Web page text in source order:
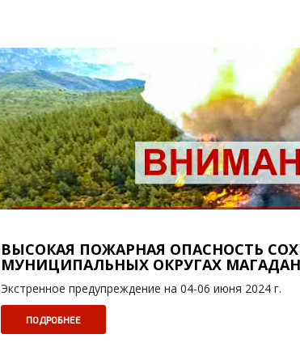
ВЫСОКАЯ ПОЖАРНАЯ ОПАСНОСТЬ
МУНИЦИПАЛЬНЫХ ОКРУГАХ
Экстренное предупреждение на 04-06 июня 2024 г.
ПОДРОБНЕЕ